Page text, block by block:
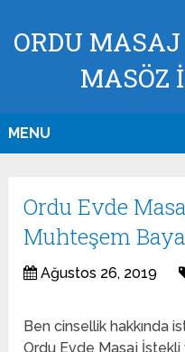
ORDU
MASÖZ
MENU
Ordu Evde
Muhteşem
Ağustos 26, 2019
Ben cinsellik hakkında
Ordu Evde Masaj